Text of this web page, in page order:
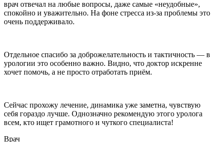
врач отвечал на любые вопросы, даже самые «неудобные»,
спокойно и уважительно. На фоне стресса из‑за проблемы это
очень поддерживало.
Отдельное спасибо за доброжелательность и тактичность — в
урологии это особенно важно. Видно, что доктор искренне
хочет помочь, а не просто отработать приём.
Сейчас прохожу лечение, динамика уже заметна, чувствую
себя гораздо лучше. Однозначно рекомендую этого уролога
всем, кто ищет грамотного и чуткого специалиста!
Врач